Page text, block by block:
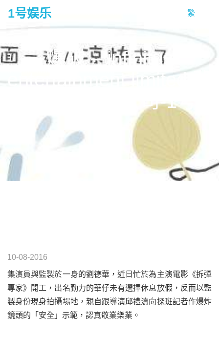
1号娱乐 繁
爆破 – infinitus
entertainment limited 夢
造者娛樂有限公司-1号娱
10-08-2016
集演員與監製於一身的劉德華，近日忙於為主演電影《拆彈
專家》開工，出名勤力的華仔未有選擇休息放假，反而以監
製身份現身拍攝場地，親自跟導演邱禮濤向探班記者作爆炸
鏡頭的「安全」示範，認真敬業樂業。